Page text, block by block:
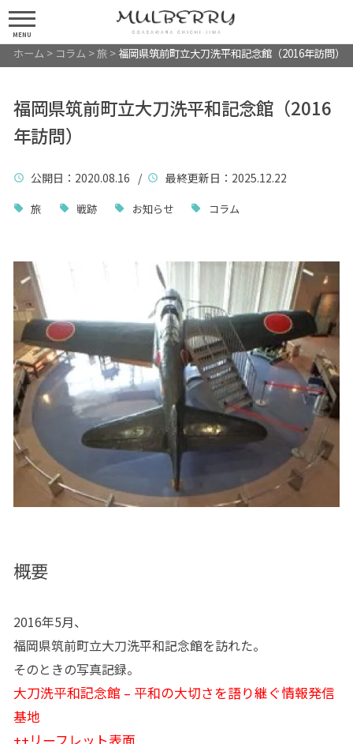
MENU
ホーム > コラム >旅> 福岡県筑前町立大刀洗平和記念館（2016年訪問）
福岡県筑前町立大刀洗平和記念館（2016
年訪問）
公開日 ：2020.08.16 / 最終更新日 ：2025.12.22
旅 戦跡 お知らせ コラム
概要
2016年5月、
福岡県筑前町立大刀洗平和記念館を訪れた。
そのときの写真記録。
大刀洗平和記念館 – 平和の大切さを語り継ぐ情報発信
基地
++リーフレット表面